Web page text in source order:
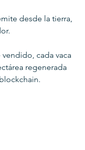
desde la tierra,
cada vaca
regenerada